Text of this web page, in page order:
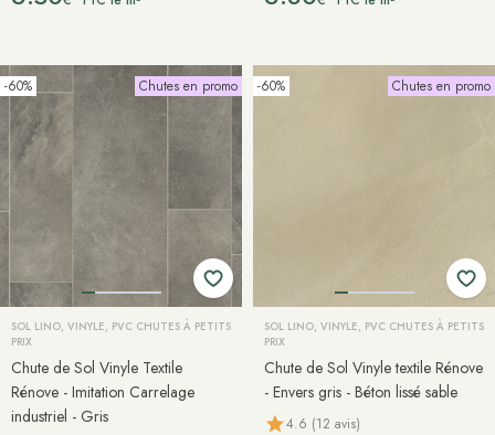
-60% Chutes en promo
SOL LINO, VINYLE, PVC CHUTES À PETITS
PRIX
Chute de Sol Vinyle Textile
Rénove - Imitation Carrelage
industriel - Gris
-60% Chutes en promo
SOL LINO, VINYLE, PVC CHUTES À PETITS
PRIX
Chute de Sol Vinyle textile Rénove
- Envers gris - Béton lissé sable
4.6 (12 avis)